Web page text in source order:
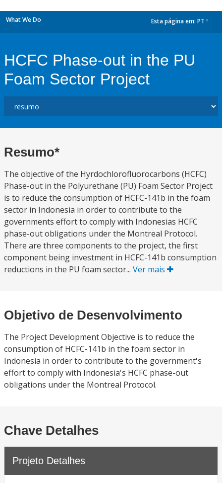
What We Do Esta página em: PT
HCFC Phase-out in the PU
Foam Sector Project
Resumo*
The objective of the Hyrdochlorofluorocarbons (HCFC)
Phase-out in the Polyurethane (PU) Foam Sector Project
is to reduce the consumption of HCFC-141b in the foam
sector in Indonesia in order to contribute to the
governments effort to comply with Indonesias HCFC
phase-out obligations under the Montreal Protocol.
There are three components to the project, the first
component being investment in HCFC-141b consumption
reductions in the PU foam sector... Ver mais
Objetivo de Desenvolvimento
The Project Development Objective is to reduce the
consumption of HCFC-141b in the foam sector in
Indonesia in order to contribute to the government's
effort to comply with Indonesia's HCFC phase-out
obligations under the Montreal Protocol.
Chave Detalhes
Projeto Detalhes